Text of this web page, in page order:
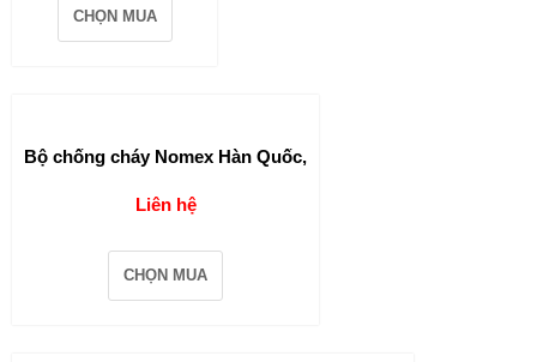
CHỌN MUA
Bộ chống cháy Nomex Hàn Quốc,
Liên hệ
CHỌN MUA